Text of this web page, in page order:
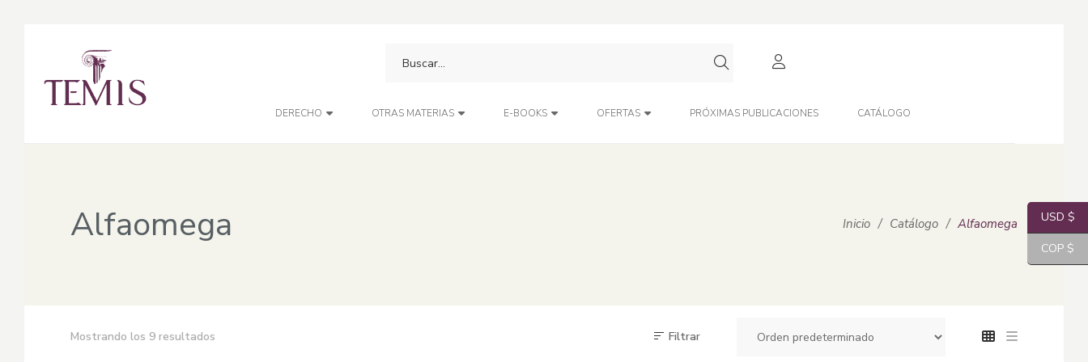
DERECHO OTRAS MATERIAS E-BOOKS OFERTAS PRÓXIMAS PUBLICACIONES CATÁLOGO
Alfaomega Inicio / Catálogo / Alfaomega
Mostrando los 9 resultados Filtrar
USD $
COP $